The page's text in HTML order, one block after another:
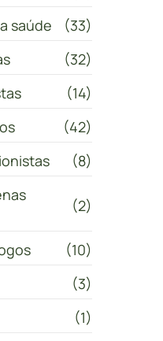
saúde
(33)
(32)
(14)
(42)
(8)
(2)
(10)
(3)
(1)